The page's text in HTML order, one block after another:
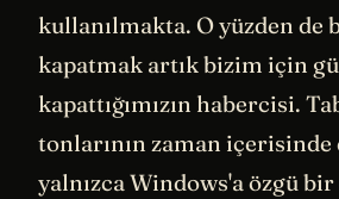
kullanılmakta. O yüzden de
kapatmak artık bizim için
kapattığımızın habercisi.
tonlarının zaman içerisinde
yalnızca Windows'a özgü